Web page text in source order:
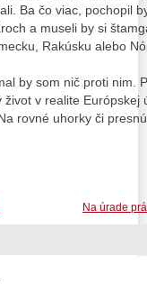
Ba čo viac, pochopil
a museli by si
Rakúsku alebo
by som nič proti nim.
v realite Európskej
rovné uhorky či
Na úrade